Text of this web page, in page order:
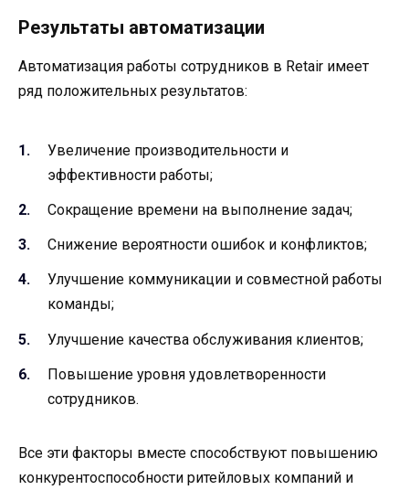
Результаты автоматизации
Автоматизация работы сотрудников в Retair имеет
ряд положительных результатов:
Увеличение производительности и
эффективности работы;
Сокращение времени на выполнение задач;
Снижение вероятности ошибок и конфликтов;
Улучшение коммуникации и совместной работы
команды;
Улучшение качества обслуживания клиентов;
Повышение уровня удовлетворенности
сотрудников.
Все эти факторы вместе способствуют повышению
конкурентоспособности ритейловых компаний и